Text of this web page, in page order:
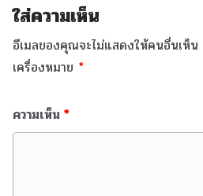
ใส่ความเห็น
อีเมลของคุณจะไม่แสดงให้คนอื่นเห็น
เครื่องหมาย *
ความเห็น *